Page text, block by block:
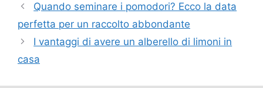
Quando seminare i pomodori? Ecco la data
perfetta per un raccolto abbondante
I vantaggi di avere un alberello di limoni in
casa